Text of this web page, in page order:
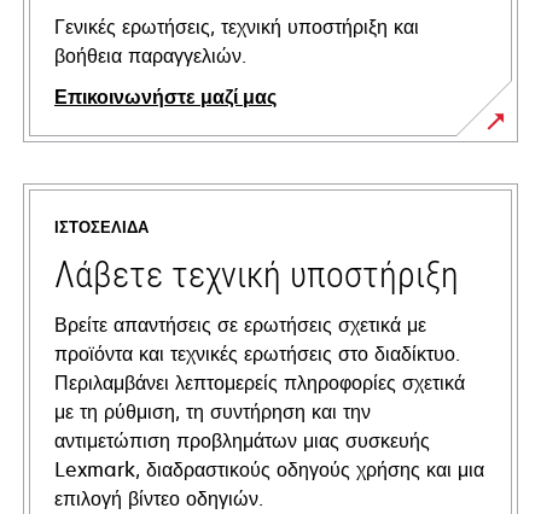
Γενικές ερωτήσεις, τεχνική υποστήριξη και
βοήθεια παραγγελιών.
Επικοινωνήστε μαζί μας
ΙΣΤΟΣΕΛΊΔΑ
Λάβετε τεχνική υποστήριξη
Βρείτε απαντήσεις σε ερωτήσεις σχετικά με
προϊόντα και τεχνικές ερωτήσεις στο διαδίκτυο.
Περιλαμβάνει λεπτομερείς πληροφορίες σχετικά
με τη ρύθμιση, τη συντήρηση και την
αντιμετώπιση προβλημάτων μιας συσκευής
Lexmark, διαδραστικούς οδηγούς χρήσης και μια
επιλογή βίντεο οδηγιών.